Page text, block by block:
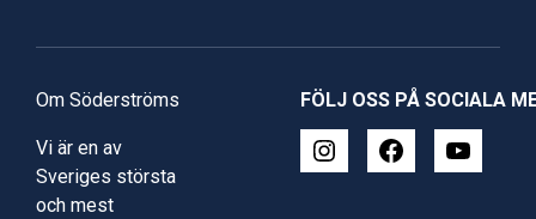
Om Söderströms
Vi är en av
Sveriges största
och mest
FÖLJ OSS PÅ SOCIALA